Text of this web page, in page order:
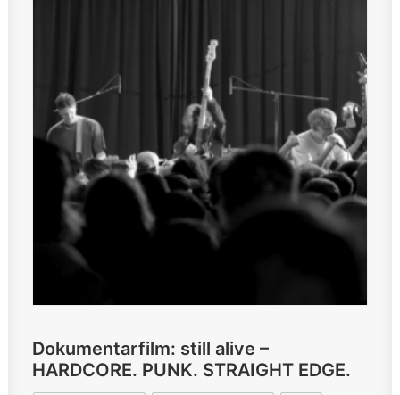
Dokumentarfilm: still alive –
HARDCORE. PUNK. STRAIGHT EDGE.